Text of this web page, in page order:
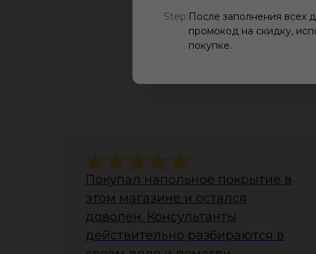
Step:После заполнения всех
промокод на скидку,
покупке.
Покупал напольное покрытие в
этом магазине и остался
доволен. Консультанты
действительно разбираются в